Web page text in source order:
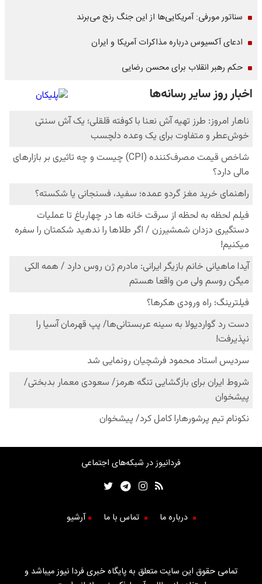
سناتور مورفی: آمریکایی‌ها از این جنگ رنج می‌برند
ادعای آکسیوس درباره مذاکرات آمریکا و ایران
حکم رهبر انقلاب برای محسن رضایی
فردانیوز در شبکه‌های اجتماعی
درباره ما تماس با ما آرشیو
تمامی حقوق این سایت متعلق به پایگاه خبری فردا نیوز میباشد و